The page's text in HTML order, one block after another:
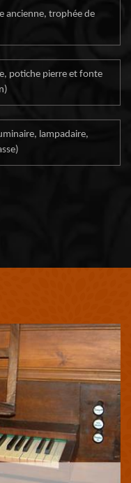
ancienne, trophée de
potiche pierre et fonte
lampadaire,